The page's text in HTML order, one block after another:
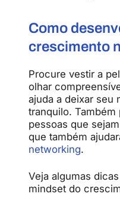
Como
crescimento
Procure vestir a
olhar
ajuda a deixar seu
tranquilo.
pessoas que
que também
networking.
Veja algumas
mindset do